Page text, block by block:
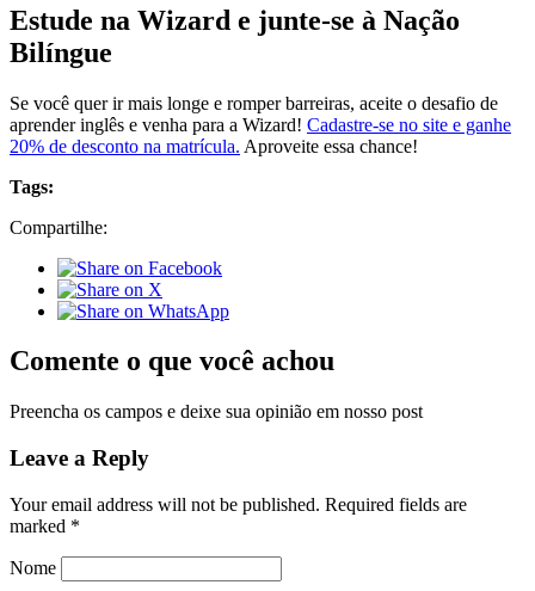
Estude na Wizard e junte-se à Nação
Bilíngue
Se você quer ir mais longe e romper barreiras, aceite o desafio de
aprender inglês e venha para a Wizard! Cadastre-se no site e ganhe
20% de desconto na matrícula. Aproveite essa chance!
Tags:
Compartilhe:
Comente o que você achou
Preencha os campos e deixe sua opinião em nosso post
Leave a Reply
Your email address will not be published. Required fields are
marked *
Nome